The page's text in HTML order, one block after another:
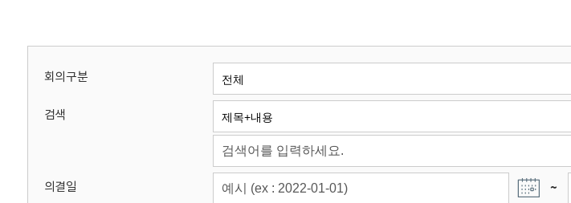
회
회의구분
검색
의결일 ~